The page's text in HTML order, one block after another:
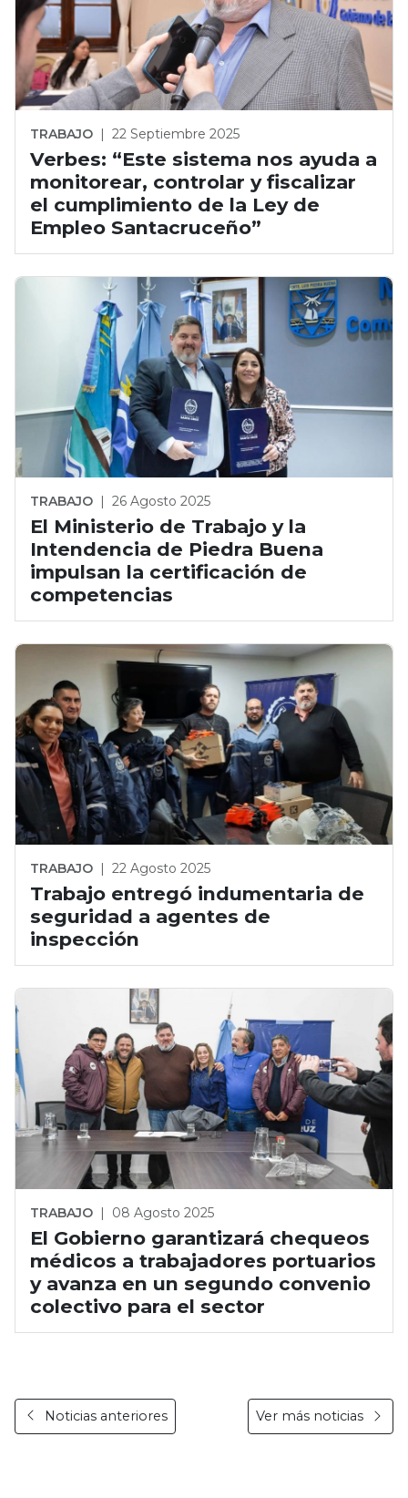
TRABAJO | 22 Septiembre 2025
Verbes: “Este sistema nos ayuda a
monitorear, controlar y fiscalizar
el cumplimiento de la Ley de
Empleo Santacruceño”
TRABAJO | 26 Agosto 2025
El Ministerio de Trabajo y la
Intendencia de Piedra Buena
impulsan la certificación de
competencias
TRABAJO | 22 Agosto 2025
Trabajo entregó indumentaria de
seguridad a agentes de
inspección
TRABAJO | 08 Agosto 2025
El Gobierno garantizará chequeos
médicos a trabajadores portuarios
y avanza en un segundo convenio
colectivo para el sector
Noticias anteriores Ver más noticias